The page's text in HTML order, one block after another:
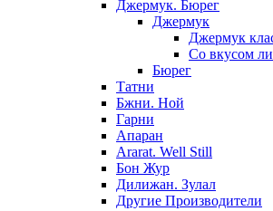
Джермук. Бюрег
Джермук
Джермук
Со вкусом
Бюрег
Татни
Бжни. Ной
Гарни
Апаран
Ararat. Well Still
Бон Жур
Дилижан. Зулал
Другие Производители